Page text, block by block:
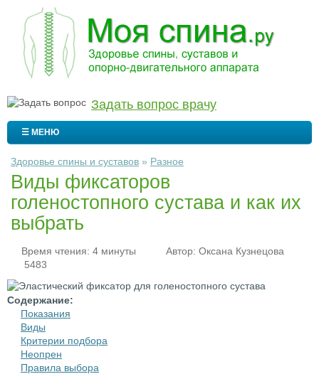
Задать вопрос врачу
☰ МЕНЮ
Здоровье спины и суставов » Разное
Виды фиксаторов
голеностопного сустава и как их
выбрать
Время чтения: 4 минуты Автор: Оксана Кузнецова
5483
Содержание:
Показания
Виды
Критерии подбора
Неопрен
Правила выбора